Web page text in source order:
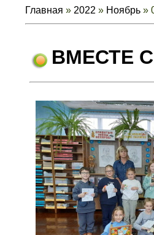
Главная » 2022 » Ноябрь »
ВМЕСТЕ